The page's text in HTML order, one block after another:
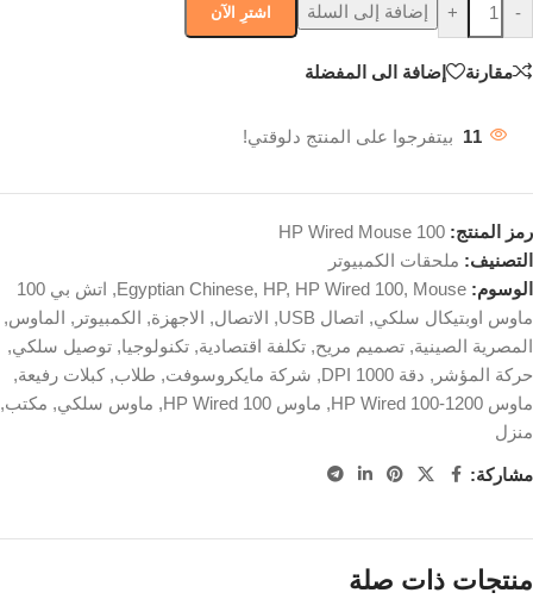
-
+ إضافة إلى السلة اشترِ الآن
مقارنة إضافة الى المفضلة
11 بيتفرجوا على المنتج دلوقتي!
رمز المنتج: HP Wired Mouse 100
التصنيف: ملحقات الكمبيوتر
الوسوم:
Egyptian Chinese, HP, HP Wired 100, Mouse
,
اتش بي 100
ماوس اوبتيكال سلكي, اتصال USB , الاتصال, الاجهزة, الكمبيوتر , الماوس,
المصرية الصينية, تصميم مريح, تكلفة اقتصادية, تكنولوجيا, توصيل سلكي,
حركة المؤشر , دقة 1000 DPI , شركة مايكروسوفت, طلاب, كبلات رفيعة,
ماوس 1200-HP Wired 100
, ماوس HP Wired 100 , ماوس سلكي, مكتب,
منزل
مشاركة:
منتجات ذات صلة